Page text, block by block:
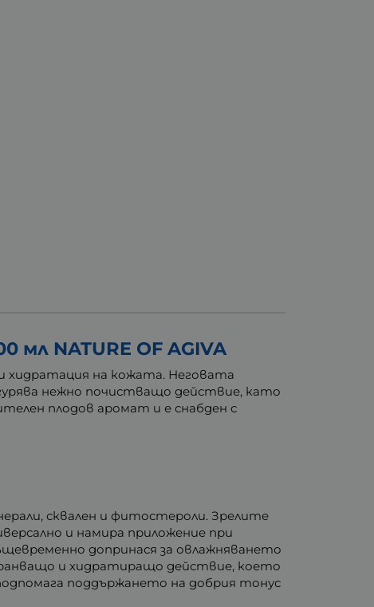
NATURE OF AGIVA
хидратация на кожата. Неговата
нежно почистващо действие, като
плодов аромат и е снабден с
сквален и фитостероли. Зрелите
и намира приложение при
допринася за овлажняването
и хидратиращо действие, което
поддържането на добрия тонус